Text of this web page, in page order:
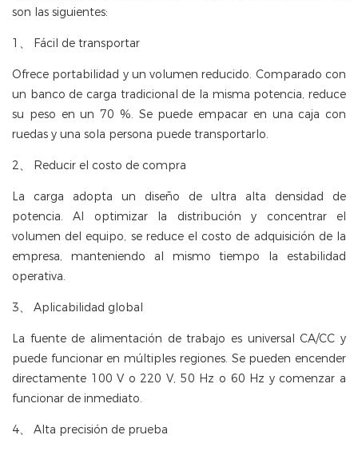
son las siguientes:
1、 Fácil de transportar
Ofrece portabilidad y un volumen reducido. Comparado con
un banco de carga tradicional de la misma potencia, reduce
su peso en un 70 %. Se puede empacar en una caja con
ruedas y una sola persona puede transportarlo.
2、 Reducir el costo de compra
La carga adopta un diseño de ultra alta densidad de
potencia. Al optimizar la distribución y concentrar el
volumen del equipo, se reduce el costo de adquisición de la
empresa, manteniendo al mismo tiempo la estabilidad
operativa.
3、 Aplicabilidad global
La fuente de alimentación de trabajo es universal CA/CC y
puede funcionar en múltiples regiones. Se pueden encender
directamente 100 V o 220 V, 50 Hz o 60 Hz y comenzar a
funcionar de inmediato.
4、 Alta precisión de prueba